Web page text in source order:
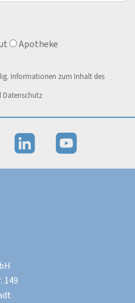
Apotheke
Informationen zum Inhalt des
Datenschutz
149